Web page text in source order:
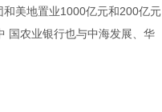
美地置业1000亿元和200亿元
国农业银行也与中海发展、华